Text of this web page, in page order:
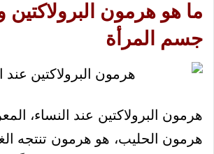
ما هو هرمون
جسم المرأة
هرمون البرولاكتين عند النساء،
هرمون الحليب، هو هرمون تنتجه